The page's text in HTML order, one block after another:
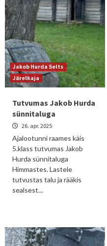
Jakob Hurda Selts
Järelkaja
Tutvumas Jakob Hurda
sünnitaluga
26. apr. 2025
Ajalootunni raames käis
5.klass tutvumas Jakob
Hurda sünnitaluga
Himmastes. Lastele
tutvustas talu ja rääkis
sealsest…